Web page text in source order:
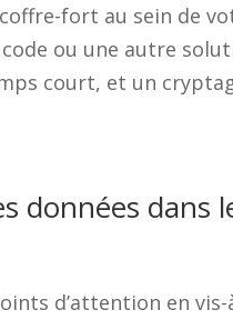
fort au sein de
code ou une autre
court, et un
données dans
d’attention en vis-